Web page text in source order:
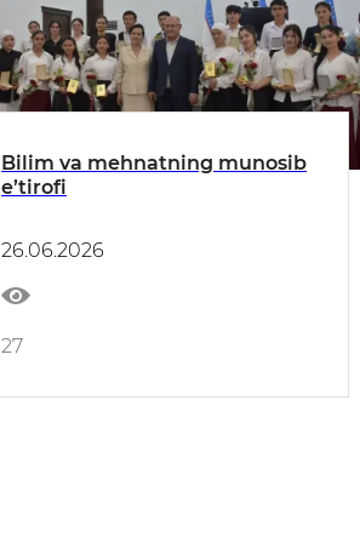
Bilim va mehnatning munosib
e’tirofi
26.06.2026
27